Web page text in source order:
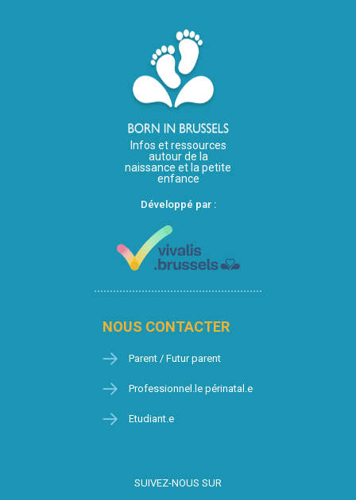
Infos et ressources
autour de la
naissance et la petite
enfance
Développé par :
NOUS CONTACTER
Parent / Futur parent
Professionnel.le périnatal.e
Etudiant.e
SUIVEZ-NOUS SUR